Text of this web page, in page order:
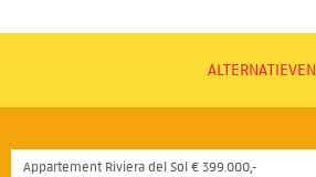
ALTERNATIEVEN
Appartement Riviera del Sol € 399.000,-